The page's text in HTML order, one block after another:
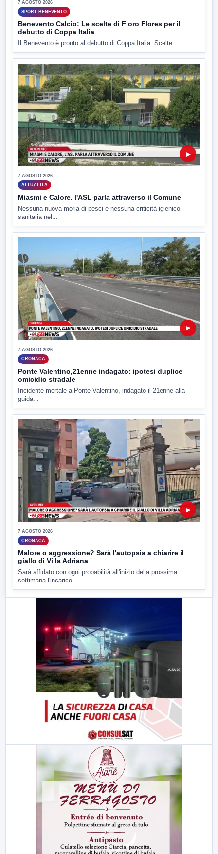
7 AGOSTO 2026
SPORT BENEVENTO
Benevento Calcio: Le scelte di Floro Flores per il
debutto di Coppa Italia
Il Benevento è pronto al debutto di Coppa Italia. Scelte...
▶
7 AGOSTO 2026
ATTUALITÀ
Miasmi e Calore, l'ASL parla attraverso il Comune
Nessuna nuova moria di pesci e nessuna criticità igienico-
sanitaria nel...
▶
7 AGOSTO 2026
CRONACA
Ponte Valentino,21enne indagato: ipotesi duplice
omicidio stradale
Incidente mortale a Ponte Valentino, indagato il 21enne alla
guida...
▶
7 AGOSTO 2026
CRONACA
Malore o aggressione? Sarà l'autopsia a chiarire il
giallo di Villa Adriana
Sarà affidato con ogni probabilità all'inizio della prossima
settimana l'incarico...